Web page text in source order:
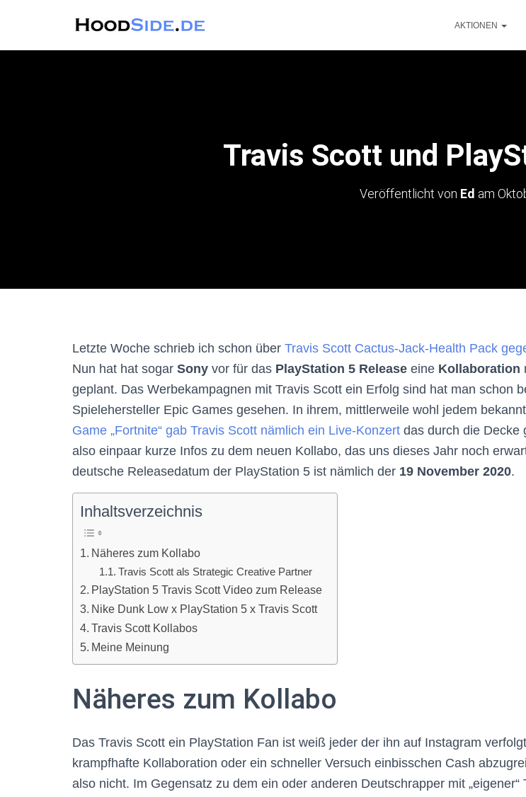
AKTIONEN
Travis Scott und
Veröffentlicht von Ed am
Letzte Woche schrieb ich schon über Travis Scott Cactus-Jack-Health Pack
Nun hat hat sogar Sony vor für das PlayStation 5 Release eine Kollaboration
geplant. Das Werbekampagnen mit Travis Scott ein Erfolg sind hat man schon
Spielehersteller Epic Games gesehen. In ihrem, mittlerweile wohl jedem
Game „Fortnite“ gab Travis Scott nämlich ein Live-Konzert das durch die Decke
also einpaar kurze Infos zu dem neuen Kollabo, das uns dieses Jahr noch
deutsche Releasedatum der PlayStation 5 ist nämlich der 19 November 2020.
Inhaltsverzeichnis
Näheres zum Kollabo
Travis Scott als Strategic Creative Partner
PlayStation 5 Travis Scott Video zum Release
Nike Dunk Low x PlayStation 5 x Travis Scott
Travis Scott Kollabos
Meine Meinung
Näheres zum Kollabo
Das Travis Scott ein PlayStation Fan ist weiß jeder der ihn auf Instagram
krampfhafte Kollaboration oder ein schneller Versuch einbisschen Cash
also nicht. Im Gegensatz zu dem ein oder anderen Deutschrapper mit „eigener“